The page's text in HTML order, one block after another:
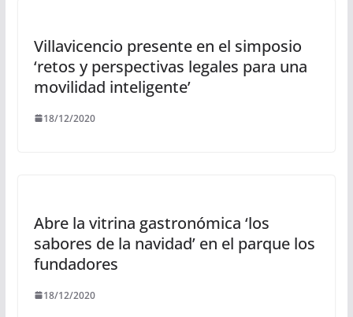
Villavicencio presente en el simposio
‘retos y perspectivas legales para una
movilidad inteligente’
18/12/2020
Abre la vitrina gastronómica ‘los
sabores de la navidad’ en el parque los
fundadores
18/12/2020